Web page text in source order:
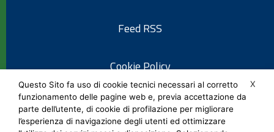
Feed RSS
Cookie Policy
Informativa privacy
X
Questo Sito fa uso di cookie tecnici necessari al corretto
funzionamento delle pagine web e, previa accettazione da
parte dell’utente, di cookie di profilazione per migliorare
l’esperienza di navigazione degli utenti ed ottimizzare